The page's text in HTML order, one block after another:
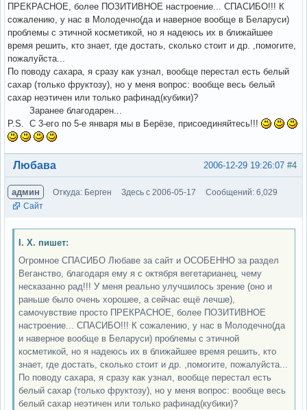
ПРЕКРАСНОЕ, более ПОЗИТИВНОЕ настроение... СПАСИБО!!! К
сожалению, у нас в Молодечно(да и наверное вообще в Беларуси)
проблемы с этичной косметикой, но я надеюсь их в ближайшее
время решить, кто знает, где достать, сколько стоит и др. ,помогите,
пожалуйста...
По поводу сахара, я сразу как узнал, вообще перестал есть белый
сахар (только фруктозу), но у меня вопрос: вообще весь белый
сахар неэтичен или только рафинад(кубики)?
Заранее благодарен...
P.S. C 3-его по 5-е января мы в Берёзе, присоединяйтесь!!!
Вне форума #4
2006-12-29 19:26:07
Любава
админ Откуда: Берген Здесь с 2006-05-17
Сообщений: 6,029
Сайт
І. Х. пишет:
Огромное СПАСИБО Любаве за сайт и ОСОБЕННО за раздел
Веганство, благодаря ему я с октября вегетарианец, чему
несказанно рад!!! У меня реально улучшилось зрение (оно и
раньше было очень хорошее, а сейчас ещё лечше),
самочувствие просто ПРЕКРАСНОЕ, более ПОЗИТИВНОЕ
настроение... СПАСИБО!!! К сожалению, у нас в Молодечно(да
и наверное вообще в Беларуси) проблемы с этичной
косметикой, но я надеюсь их в ближайшее время решить, кто
знает, где достать, сколько стоит и др. ,помогите, пожалуйста...
По поводу сахара, я сразу как узнал, вообще перестал есть
белый сахар (только фруктозу), но у меня вопрос: вообще весь
белый сахар неэтичен или только рафинад(кубики)?